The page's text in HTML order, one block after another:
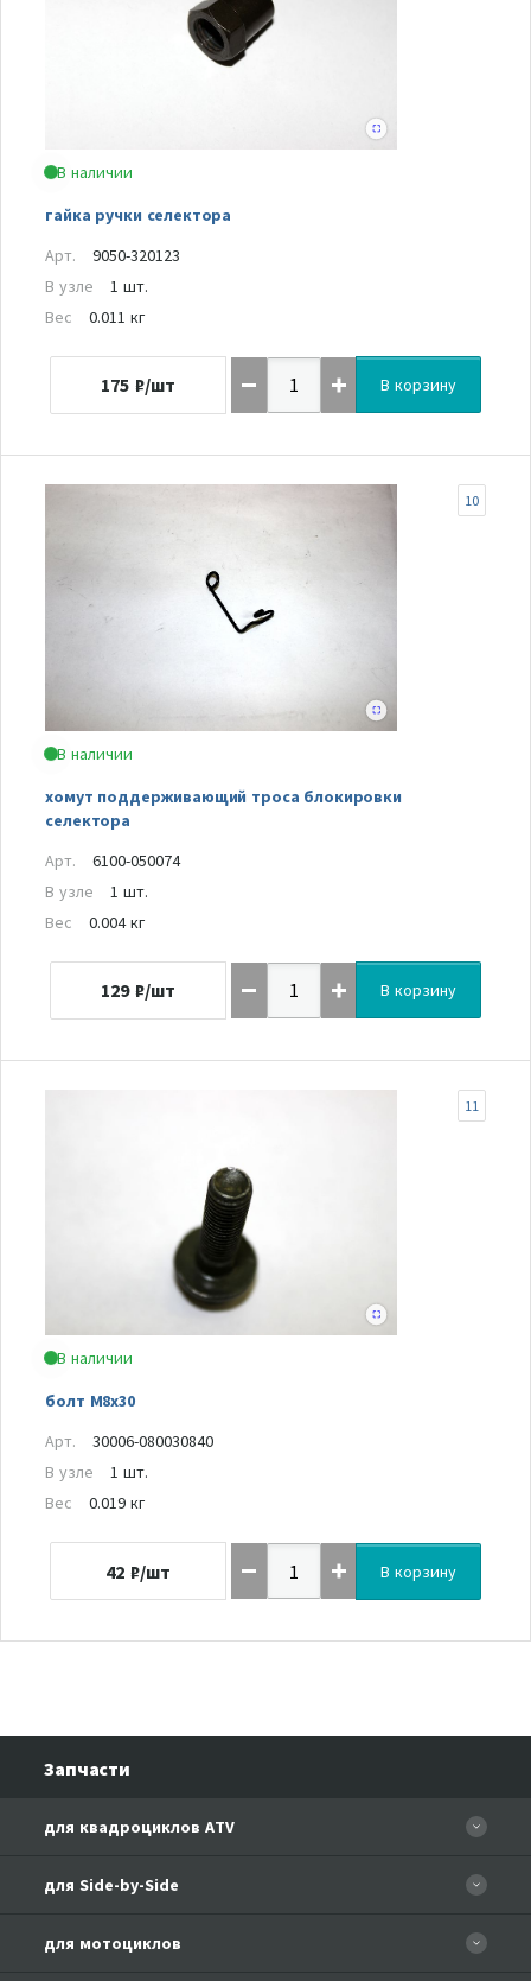
В наличии
гайка ручки селектора
Арт.
9050-320123
В узле
1 шт.
Вес
0.011 кг
175 ₽/шт В корзину
В наличии
хомут поддерживающий троса блокировки
селектора
10
Арт.
6100-050074
В узле
1 шт.
Вес
0.004 кг
129 ₽/шт В корзину
В наличии
болт M8x30
11
Арт.
30006-080030840
В узле
1 шт.
Вес
0.019 кг
42 ₽/шт В корзину
Запчасти
для квадроциклов ATV
CFORCE 110 EFI
CF500-A Basic
для Side-by-Side
для мотоциклов